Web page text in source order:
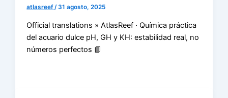
atlasreef/31 agosto, 2025
Official translations » AtlasReef · Química práctica
del acuario dulce pH, GH y KH: estabilidad real, no
números perfectos 📘